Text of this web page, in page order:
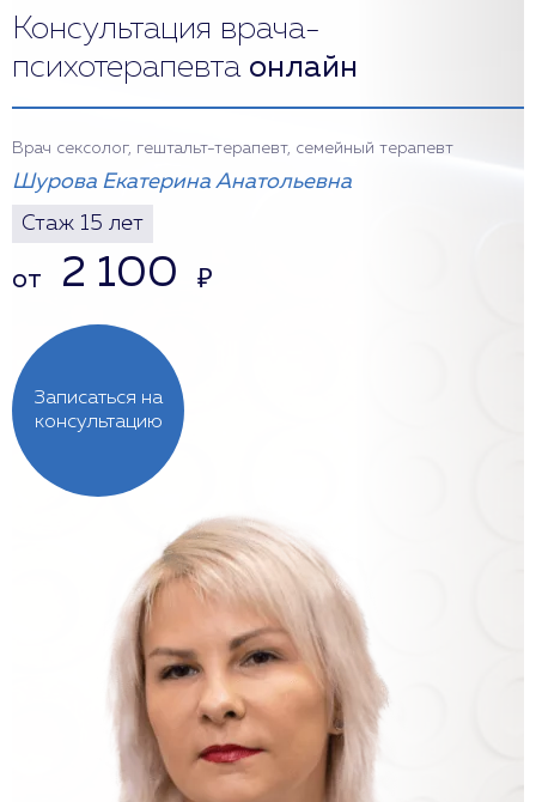
Консультация врача-
психотерапевта онлайн
Записаться на
консультацию
Врач сексолог, гештальт-терапевт, семейный терапевт
Шурова Екатерина Анатольевна
Стаж 15 лет
от 2 100 ₽